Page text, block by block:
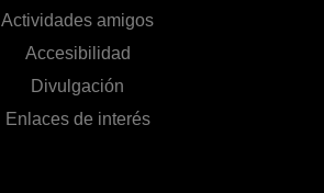
Actividades amigos
Accesibilidad
Divulgación
Enlaces de interés